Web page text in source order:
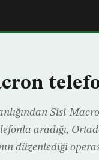
Sisi-
aradığı,
düzenlediği